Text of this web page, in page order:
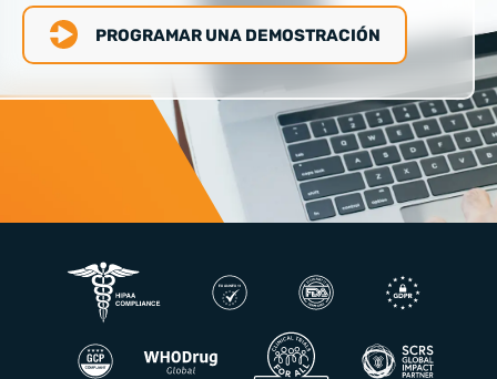
PROGRAMAR UNA DEMOSTRACIÓN